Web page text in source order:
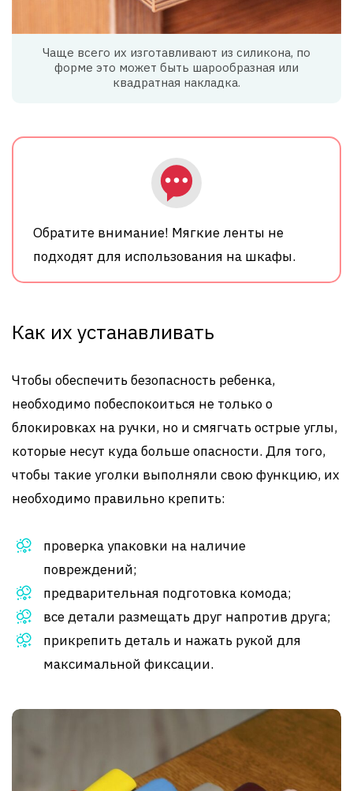
Чаще всего их изготавливают из силикона, по
форме это может быть шарообразная или
квадратная накладка.
Обратите внимание! Мягкие ленты не
подходят для использования на шкафы.
Как их устанавливать
Чтобы обеспечить безопасность ребенка,
необходимо побеспокоиться не только о
блокировках на ручки, но и смягчать острые углы,
которые несут куда больше опасности. Для того,
чтобы такие уголки выполняли свою функцию, их
необходимо правильно крепить:
проверка упаковки на наличие
повреждений;
предварительная подготовка комода;
все детали размещать друг напротив друга;
прикрепить деталь и нажать рукой для
максимальной фиксации.